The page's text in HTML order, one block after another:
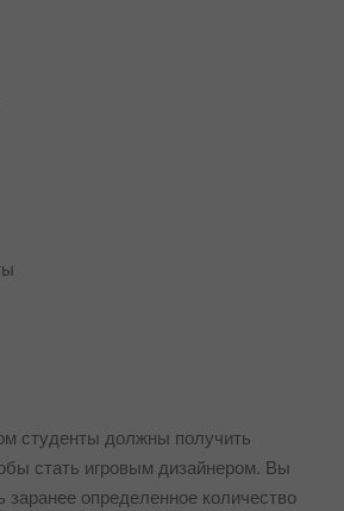
студенты должны получить
стать игровым дизайнером. Вы
определенное количество